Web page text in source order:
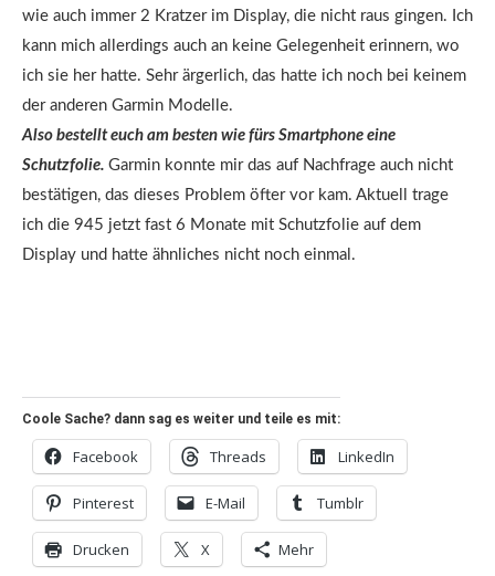
wie auch immer 2 Kratzer im Display, die nicht raus gingen. Ich
kann mich allerdings auch an keine Gelegenheit erinnern, wo
ich sie her hatte. Sehr ärgerlich, das hatte ich noch bei keinem
der anderen Garmin Modelle.
Also bestellt euch am besten wie fürs Smartphone eine
Schutzfolie. Garmin konnte mir das auf Nachfrage auch nicht
bestätigen, das dieses Problem öfter vor kam. Aktuell trage
ich die 945 jetzt fast 6 Monate mit Schutzfolie auf dem
Display und hatte ähnliches nicht noch einmal.
Coole Sache? dann sag es weiter und teile es mit:
Facebook Threads LinkedIn
Pinterest E-Mail Tumblr
Drucken X Mehr